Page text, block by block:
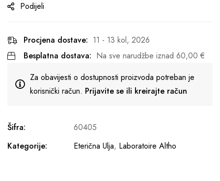
Podijeli
Procjena dostave: 11 - 13 kol, 2026
Besplatna dostava: Na sve narudžbe iznad 60,00 €
Za obavijesti o dostupnosti proizvoda potreban je
korisnički račun. Prijavite se ili kreirajte račun
Šifra:
60405
Kategorije:
Eterična Ulja, Laboratoire Altho